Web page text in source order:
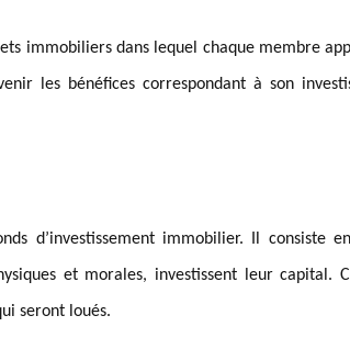
immobiliers dans lequel chaque membre
les bénéfices correspondant à son
d’investissement immobilier. Il consiste
et morales, investissent leur capital.
seront loués.